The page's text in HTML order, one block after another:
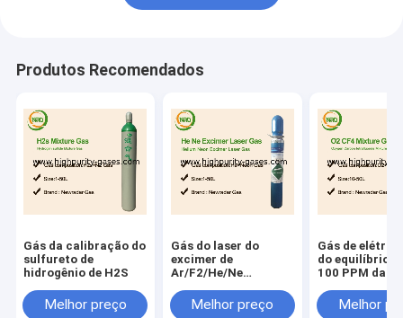
Produtos Recomendados
Gás da calibração do
sulfureto de
hidrogênio de H2S
Melhor preço
Gás do laser do
excimer de
Ar/F2/He/Ne
lente produzindo
lasers do excimer do
Melhor preço
Gás de
do equilíbrio
100 PPM da
Isobutylene
Melhor